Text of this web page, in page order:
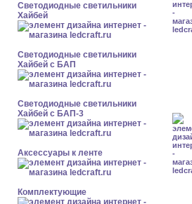
Светодиодные светильники
Хайбей
Светодиодные светильники
Хайбей с БАП
Светодиодные светильники
Хайбей с БАП-3
Аксессуары к ленте
Комплектующие